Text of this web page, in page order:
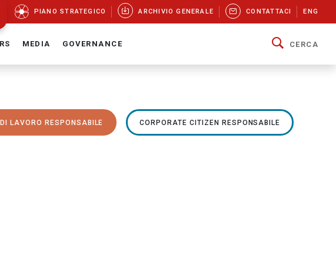
PIANO STRATEGICO ARCHIVIO GENERALE CONTATTACI ENG
MEDIA GOVERNANCE CERCA
LAVORO RESPONSABILE CORPORATE CITIZEN RESPONSABILE